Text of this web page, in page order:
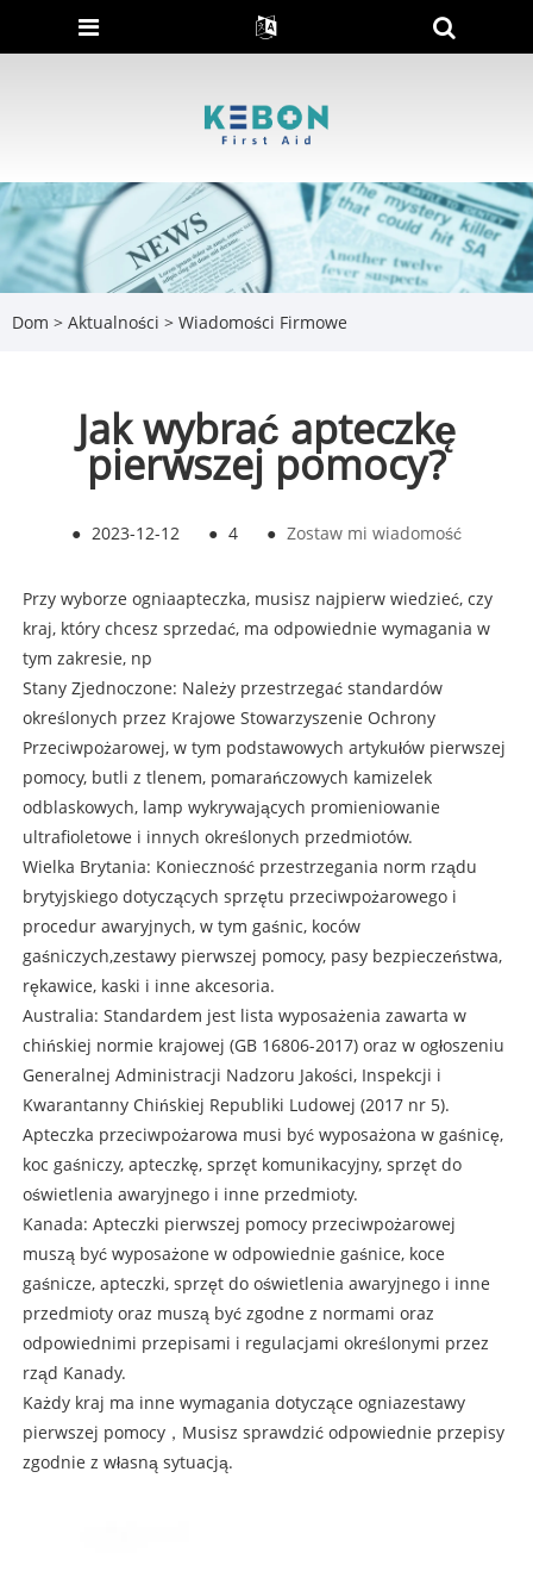
Dom > Aktualności > Wiadomości Firmowe
Jak wybrać apteczkę
pierwszej pomocy?
● 2023-12-12 ● 4 ● Zostaw mi wiadomość
Przy wyborze ogniaapteczka, musisz najpierw wiedzieć, czy
kraj, który chcesz sprzedać, ma odpowiednie wymagania w
tym zakresie, np
Stany Zjednoczone: Należy przestrzegać standardów
określonych przez Krajowe Stowarzyszenie Ochrony
Przeciwpożarowej, w tym podstawowych artykułów pierwszej
pomocy, butli z tlenem, pomarańczowych kamizelek
odblaskowych, lamp wykrywających promieniowanie
ultrafioletowe i innych określonych przedmiotów.
Wielka Brytania: Konieczność przestrzegania norm rządu
brytyjskiego dotyczących sprzętu przeciwpożarowego i
procedur awaryjnych, w tym gaśnic, koców
gaśniczych,zestawy pierwszej pomocy, pasy bezpieczeństwa,
rękawice, kaski i inne akcesoria.
Australia: Standardem jest lista wyposażenia zawarta w
chińskiej normie krajowej (GB 16806-2017) oraz w ogłoszeniu
Generalnej Administracji Nadzoru Jakości, Inspekcji i
Kwarantanny Chińskiej Republiki Ludowej (2017 nr 5).
Apteczka przeciwpożarowa musi być wyposażona w gaśnicę,
koc gaśniczy, apteczkę, sprzęt komunikacyjny, sprzęt do
oświetlenia awaryjnego i inne przedmioty.
Kanada: Apteczki pierwszej pomocy przeciwpożarowej
muszą być wyposażone w odpowiednie gaśnice, koce
gaśnicze, apteczki, sprzęt do oświetlenia awaryjnego i inne
przedmioty oraz muszą być zgodne z normami oraz
odpowiednimi przepisami i regulacjami określonymi przez
rząd Kanady.
Każdy kraj ma inne wymagania dotyczące ogniazestawy
pierwszej pomocy，Musisz sprawdzić odpowiednie przepisy
zgodnie z własną sytuacją.